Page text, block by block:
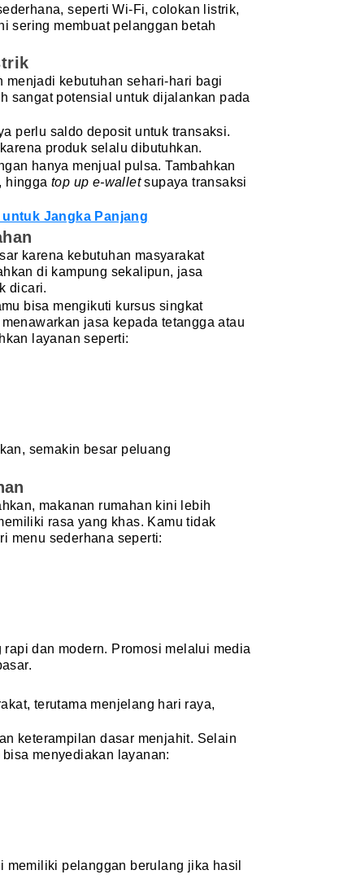
seperti Wi-Fi, colokan listrik,
sering membuat pelanggan betah
menjadi kebutuhan sehari-hari bagi
sangat potensial untuk dijalankan pada
perlu saldo deposit untuk transaksi.
produk selalu dibutuhkan.
hanya menjual pulsa. Tambahkan
hingga top up e-walletsupaya transaksi
Jangka Panjang
karena kebutuhan masyarakat
di kampung sekalipun, jasa
dicari.
bisa mengikuti kursus singkat
jasa kepada tetangga atau
layanan seperti:
semakin besar peluang
makanan rumahan kini lebih
rasa yang khas. Kamu tidak
menu sederhana seperti:
dan modern. Promosi melalui media
terutama menjelang hari raya,
keterampilan dasar menjahit. Selain
menyediakan layanan:
pelanggan berulang jika hasil